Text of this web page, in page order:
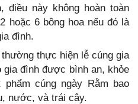
điều này không hoàn toàn
hoặc 6 bông hoa nếu đó là
đình.
thực hiện lễ cúng gia
gia đình được bình an, khỏe
cúng ngày Rằm bao
nước, và trái cây.